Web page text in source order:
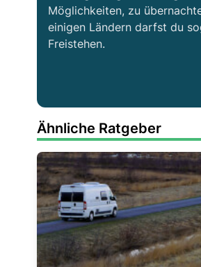
Möglichkeiten, zu
einigen Ländern darfst du
Freistehen.
Ähnliche Ratgeber